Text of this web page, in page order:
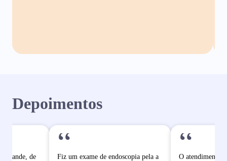
Depoimentos
grande, de
“
Fiz um exame de endoscopia pela a
“
O atendimento